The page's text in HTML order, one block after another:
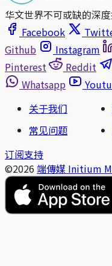
华文世界不可或缺的深
Facebook
Github
Instagram
Pinterest
Reddit
Whatsapp
关于我们
常见问题
订阅支持
©2026 端傳媒 Initium